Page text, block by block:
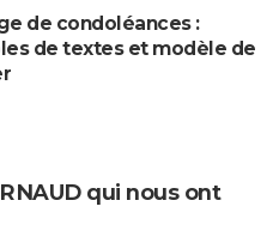
de condoléances :
de textes et modèle de
qui nous ont